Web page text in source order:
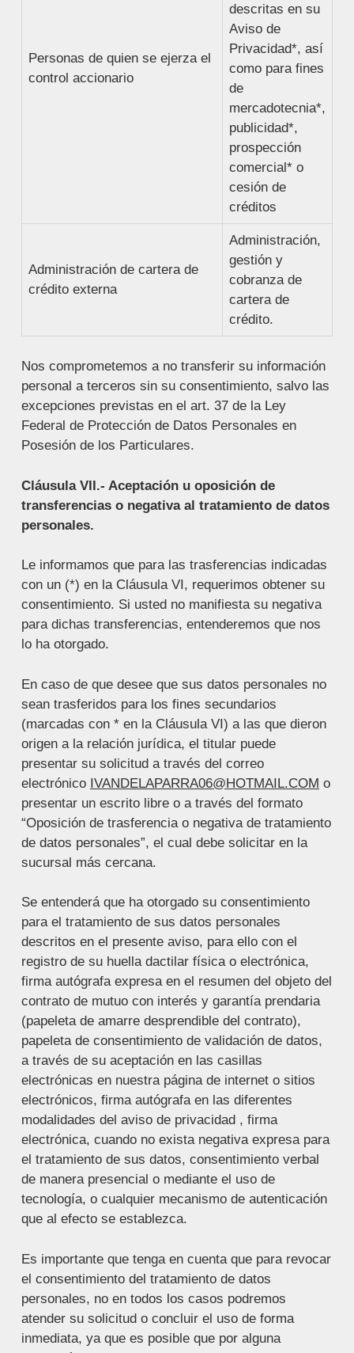
Personas de quien se ejerza el
control accionario
descritas en su
Aviso de
Privacidad*, así
como para fines
de
mercadotecnia*,
publicidad*,
prospección
comercial* o
cesión de
créditos
Administración de cartera de
crédito externa
Administración,
gestión y
cobranza de
cartera de
crédito.
Nos comprometemos a no transferir su información
personal a terceros sin su consentimiento, salvo las
excepciones previstas en el art. 37 de la Ley
Federal de Protección de Datos Personales en
Posesión de los Particulares.
Cláusula VII.- Aceptación u oposición de
transferencias o negativa al tratamiento de datos
personales.
Le informamos que para las trasferencias indicadas
con un (*) en la Cláusula VI, requerimos obtener su
consentimiento. Si usted no manifiesta su negativa
para dichas transferencias, entenderemos que nos
lo ha otorgado.
En caso de que desee que sus datos personales no
sean trasferidos para los fines secundarios
(marcadas con * en la Cláusula VI) a las que dieron
origen a la relación jurídica, el titular puede
presentar su solicitud a través del correo
electrónico IVANDELAPARRA06@HOTMAIL.COM o
presentar un escrito libre o a través del formato
“Oposición de trasferencia o negativa de tratamiento
de datos personales”, el cual debe solicitar en la
sucursal más cercana.
Se entenderá que ha otorgado su consentimiento
para el tratamiento de sus datos personales
descritos en el presente aviso, para ello con el
registro de su huella dactilar física o electrónica,
firma autógrafa expresa en el resumen del objeto del
contrato de mutuo con interés y garantía prendaria
(papeleta de amarre desprendible del contrato),
papeleta de consentimiento de validación de datos,
a través de su aceptación en las casillas
electrónicas en nuestra página de internet o sitios
electrónicos, firma autógrafa en las diferentes
modalidades del aviso de privacidad , firma
electrónica, cuando no exista negativa expresa para
el tratamiento de sus datos, consentimiento verbal
de manera presencial o mediante el uso de
tecnología, o cualquier mecanismo de autenticación
que al efecto se establezca.
Es importante que tenga en cuenta que para revocar
el consentimiento del tratamiento de datos
personales, no en todos los casos podremos
atender su solicitud o concluir el uso de forma
inmediata, ya que es posible que por alguna